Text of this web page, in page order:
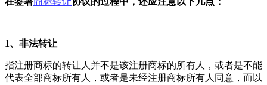
1、非法转让
指注册商标的转让人并不是该注册商标的所有人，或者是不能
代表全部商标所有人，或者是未经注册商标所有人同意，而以